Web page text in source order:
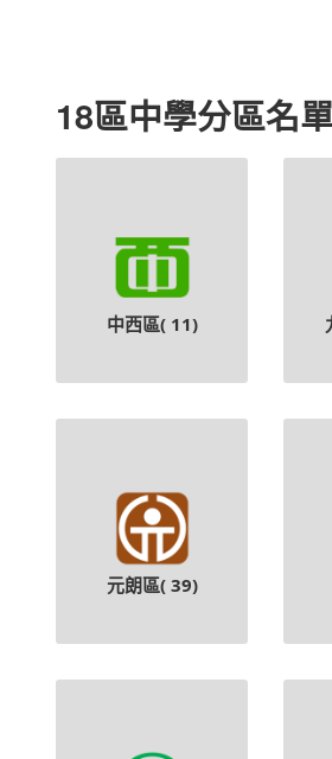
18區中學分區名
中西區( 11)
元朗區( 39)